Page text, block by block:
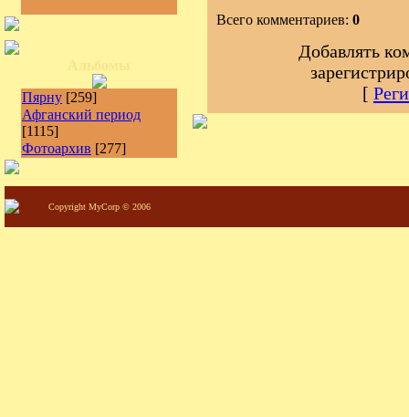
Пярну [259]
Афганский период
[1115]
Фотоархив [277]
Всего комментариев: 0
Добавлять
[
Copyright MyCorp © 2006